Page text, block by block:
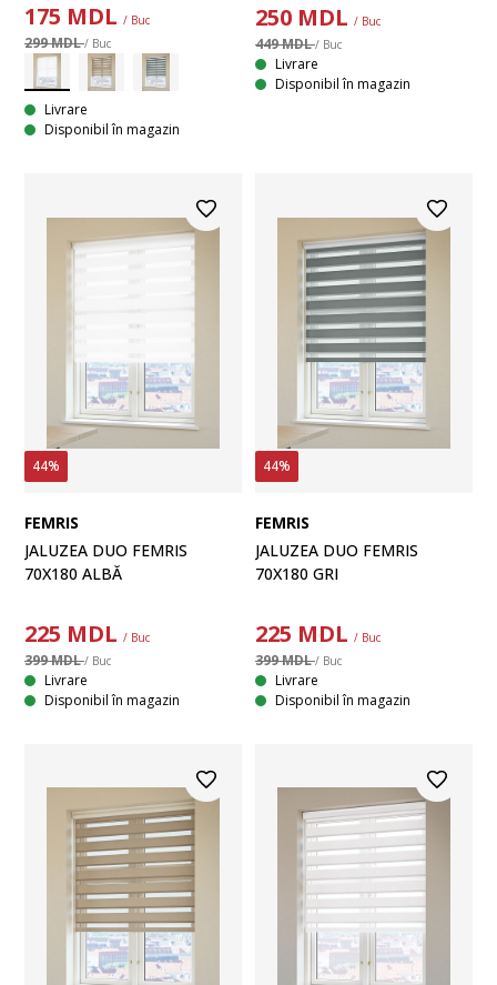
175 MDL / Buc
299 MDL/ Buc
Livrare
Disponibil în magazin
250 MDL / Buc
449 MDL/ Buc
Livrare
Disponibil în magazin
44%
FEMRIS
JALUZEA DUO FEMRIS
70X180 ALBĂ
225 MDL / Buc
399 MDL/ Buc
Livrare
Disponibil în magazin
44%
FEMRIS
JALUZEA DUO FEMRIS
70X180 GRI
225 MDL / Buc
399 MDL/ Buc
Livrare
Disponibil în magazin